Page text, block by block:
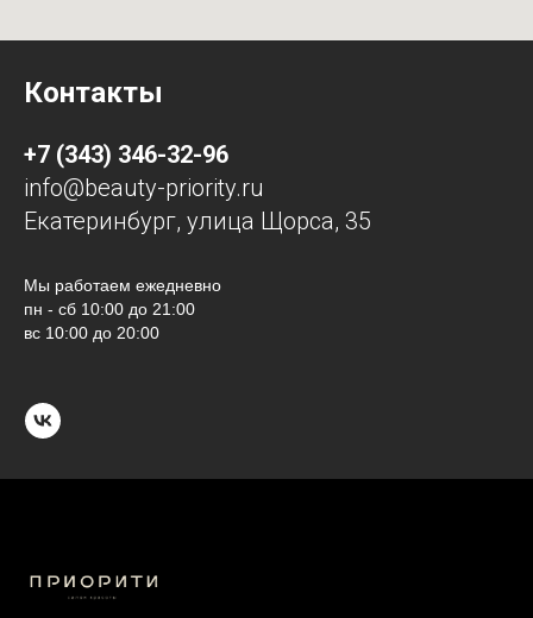
Контакты
+7 (343) 346-32-96
info@beauty-priority.ru
Екатеринбург, улица Щорса, 35
Мы работаем ежедневно
пн - сб 10:00 до 21:00
вс 10:00 до 20:00